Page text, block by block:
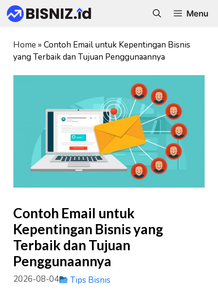
Skip
to
Menu
Home » Contoh Email untuk Kepentingan Bisnis
yang Terbaik dan Tujuan Penggunaannya
Contoh Email untuk
Kepentingan Bisnis yang
Terbaik dan Tujuan
Penggunaannya
2026-08-04 Tips Bisnis